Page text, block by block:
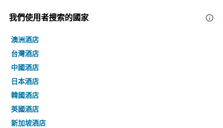
我們使用者搜索的國家
澳洲酒店
台灣酒店
中國酒店
日本酒店
韓國酒店
英國酒店
新加坡酒店